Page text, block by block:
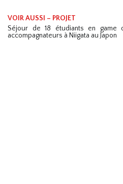
VOIR AUSSI – PROJET
Séjour de 18 étudiants en game
accompagnateurs à Niigata au Japon